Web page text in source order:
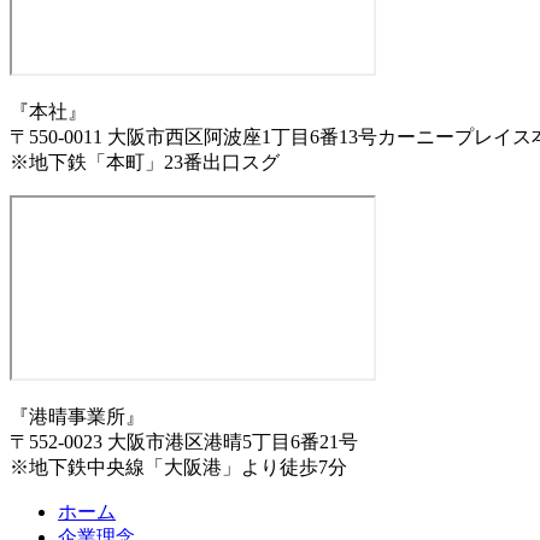
『本社』
〒550-0011 大阪市西区阿波座1丁目6番13号カーニープレイス
※地下鉄「本町」23番出口スグ
『港晴事業所』
〒552-0023 大阪市港区港晴5丁目6番21号
※地下鉄中央線「大阪港」より徒歩7分
ホーム